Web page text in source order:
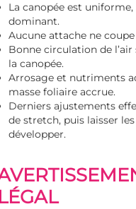
La canopée est
dominant.
Aucune attache ne
Bonne circulation de l’air
la canopée.
Arrosage et nutriments
masse foliaire accrue.
Derniers ajustements
de stretch, puis laisser
développer.
LÉGAL